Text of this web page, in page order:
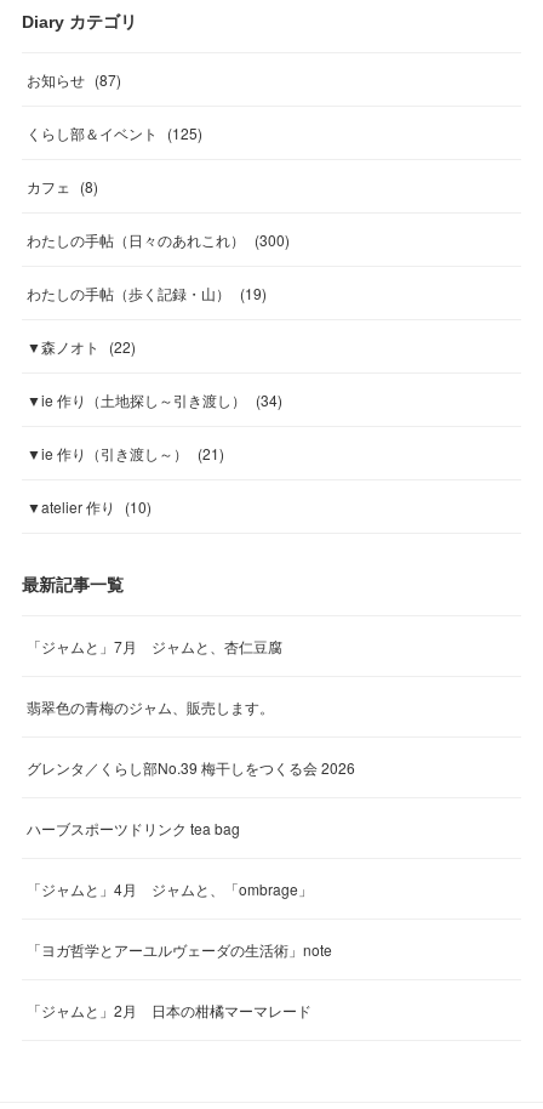
Diary カテゴリ
お知らせ (87)
くらし部＆イベント (125)
カフェ (8)
わたしの手帖（日々のあれこれ） (300)
わたしの手帖（歩く記録・山） (19)
▼森ノオト (22)
▼ie 作り（土地探し～引き渡し） (34)
▼ie 作り（引き渡し～） (21)
▼atelier 作り (10)
最新記事一覧
「ジャムと」7月 ジャムと、杏仁豆腐
翡翠色の青梅のジャム、販売します。
グレンタ／くらし部No.39 梅干しをつくる会 2026
ハーブスポーツドリンク tea bag
「ジャムと」4月 ジャムと、「ombrage」
「ヨガ哲学とアーユルヴェーダの生活術」note
「ジャムと」2月 日本の柑橘マーマレード